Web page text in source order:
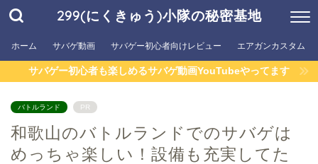
299(にくきゅう)小隊の秘密基地
ホーム サバゲ動画 サバゲー初心者向けレビュー エアガンカスタム
サバゲー初心者も楽しめるサバゲ動画YouTubeやってます
バトルランド PR
和歌山のバトルランドでのサバゲは
めっちゃ楽しい！設備も充実してた